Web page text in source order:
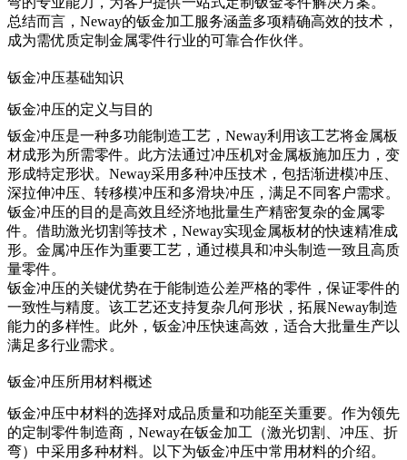
总结而言，Neway的钣金加工服务涵盖多项精确高效的技术，
成为需优质定制金属零件行业的可靠合作伙伴。
钣金冲压基础知识
钣金冲压的定义与目的
钣金冲压是一种多功能制造工艺，Neway利用该工艺将金属板
材成形为所需零件。此方法通过冲压机对金属板施加压力，变
形成特定形状。Neway采用多种冲压技术，包括渐进模冲压、
深拉伸冲压、转移模冲压和多滑块冲压，满足不同客户需求。
钣金冲压的目的是高效且经济地批量生产精密复杂的金属零
件。借助激光切割等技术，Neway实现金属板材的快速精准成
形。金属冲压作为重要工艺，通过模具和冲头制造一致且高质
量零件。
钣金冲压的关键优势在于能制造公差严格的零件，保证零件的
一致性与精度。该工艺还支持复杂几何形状，拓展Neway制造
能力的多样性。此外，钣金冲压快速高效，适合大批量生产以
满足多行业需求。
钣金冲压所用材料概述
钣金冲压中材料的选择对成品质量和功能至关重要。作为领先
的定制零件制造商，Neway在钣金加工（激光切割、冲压、折
弯）中采用多种材料。以下为钣金冲压中常用材料的介绍。